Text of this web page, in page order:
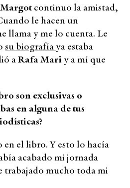
Margot continuo la amistad,
le hacen un
llama y me lo cuenta. Le
su biografíaya estaba
aRafa Mariy a mí que
son exclusivas o
en alguna de tus
el libro. Y esto lo hacía
acabado mi jornada
trabajado mucho toda mi